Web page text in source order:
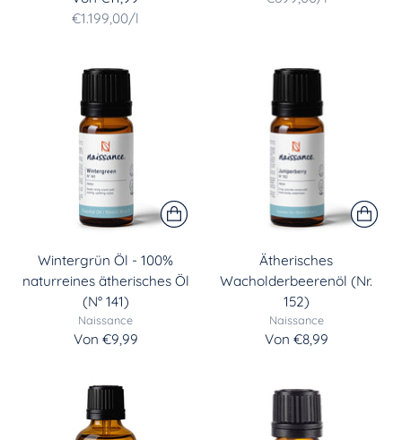
Stückpreis
€1.199,00/per
l
Wintergrün Öl - 100%
naturreines ätherisches Öl
(N° 141)
Naissance
Von €9,99
Ätherisches
Wacholderbeerenöl (Nr.
152)
Naissance
Von €8,99